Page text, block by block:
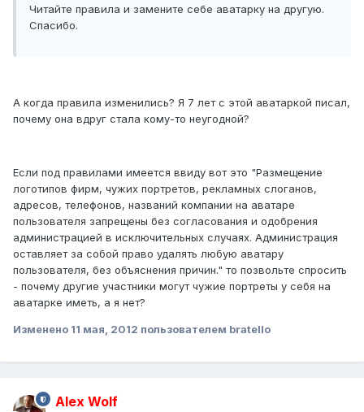
Читайте правила и замените себе аватарку на другую.
Спасибо.
А когда правила изменились? Я 7 лет с этой аватаркой писал,
почему она вдруг стала кому-то неугодной?
Если под правилами имеется ввиду вот это "Размещение
логотипов фирм, чужих портретов, рекламных слоганов,
адресов, телефонов, названий компании на аватаре
пользователя запрещены без согласования и одобрения
администрацией в исключительных случаях. Администрация
оставляет за собой право удалять любую аватару
пользователя, без объяснения причин." то позвольте спросить
- почему другие участники могут чужие портреты у себя на
аватарке иметь, а я нет?
Изменено 11 мая, 2012 пользователем bratello
Alex Wolf